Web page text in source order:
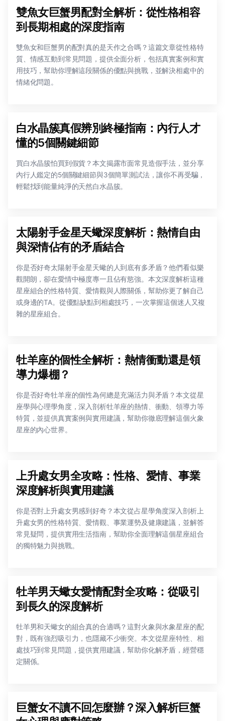
雙魚女巨蟹男配對全解析：從性格相容
到長期相處的深度指南
雙魚女和巨蟹男的配對真的是天作之合嗎？這篇文章從性格特
質、情感互動到常見問題，提供全面分析，包括真實案例和實
用技巧，幫助你理解這段關係的優點與挑戰，並解決相處中的
情緒化問題。
白水晶簇真假辨別終極指南：內行人才
懂的5個關鍵細節
買白水晶簇怕買到假貨？本文揭露市面常見造假手法，並分享
內行人鑑定的5個關鍵細節與3個簡單測試法，讓你不再受騙，
輕鬆找到能量純淨的天然白水晶簇。
太陽射手金星天蠍深度解析：熱情自由
與深情佔有的矛盾結合
你是否好奇太陽射手金星天蠍的人到底有多矛盾？他們看似樂
觀開朗，卻在愛情中極度專一且佔有慾強。本文深度解析這種
星座組合的性格特質、愛情觀與人際關係，幫助你更了解自己
或身邊的TA。從優點缺點到相處技巧，一次掌握這個迷人又複
雜的星座組合。
牡羊座的個性全解析：熱情衝動還是領
導力爆棚？
你是否好奇牡羊座的個性為何總是充滿活力與矛盾？本文從星
座學與心理學角度，深入剖析牡羊座的熱情、衝動、領導力等
特質，並提供真實案例與實用建議，幫助你徹底理解這個火象
星座的內心世界。
上升處女男全攻略：性格、愛情、事業
深度解析與實用建議
你是否對上升處女男感到好奇？本文從占星學角度深入剖析上
升處女男的性格特質、愛情觀、事業運勢及健康建議，並解答
常見疑問，提供實用生活指南，幫助你全面理解這個星座組合
的獨特魅力與挑戰。
牡羊男天蠍女愛情配對全攻略：從吸引
到長久的深度解析
牡羊男和天蠍女的組合真的合適嗎？這對火象與水象星座的配
對，既有強烈吸引力，也隱藏不少衝突。本文從星座特性、相
處技巧到常見問題，提供實用建議，幫助你化解矛盾，經營穩
定關係。
巨蟹女不讀不回怎麼辦？深入解析巨蟹